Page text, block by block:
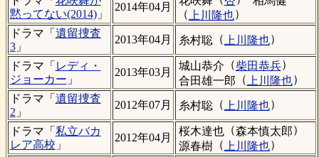
黙ってない(2014)」
2014年04月
（ 上川隆也）
ドラマ「 遺留捜査
3」
2013年04月 糸村聡（ 上川隆也）
ドラマ「 レディ・
ジョーカー 」
2013年03月
城山恭介 （柴田恭兵）
合田雄一郎 （ 上川隆也）
ドラマ「 遺留捜査
2 」
2012年07月 糸村聡（ 上川隆也）
ドラマ「 私立バカ
レア高校 」
2012年04月
桜木達也 （森本慎太郎）
源春樹（ 上川隆也）